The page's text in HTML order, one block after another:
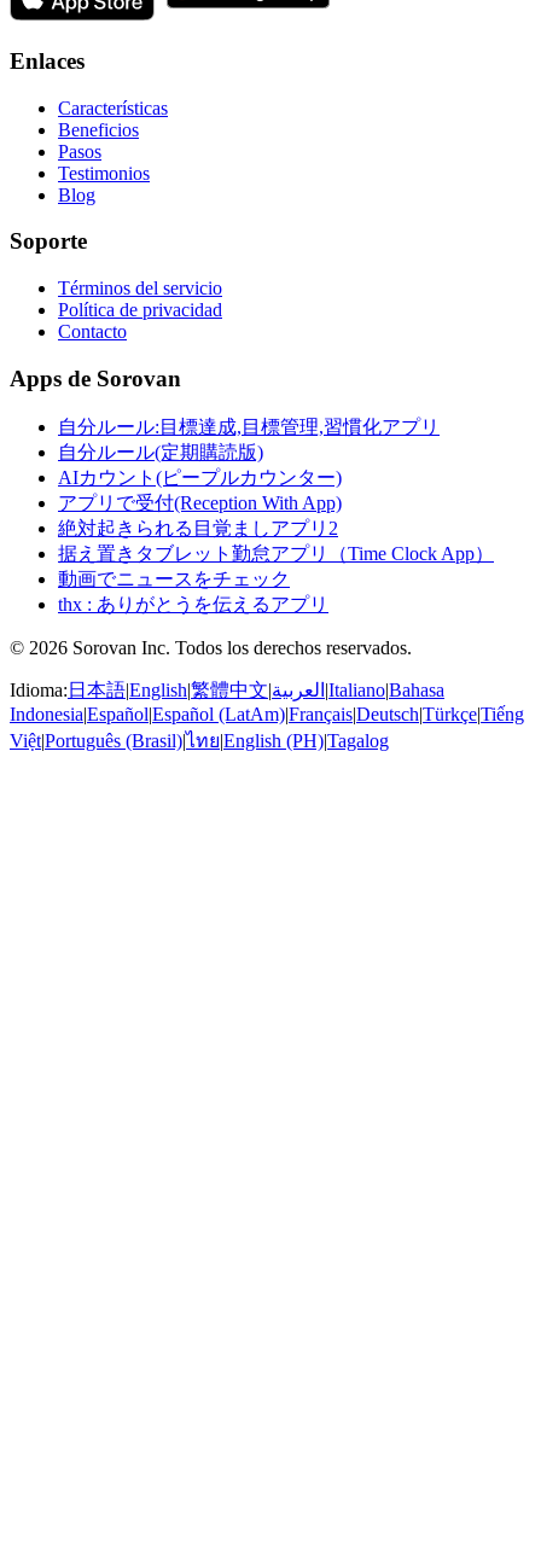
Enlaces
Características
Beneficios
Pasos
Testimonios
Blog
Soporte
Términos del servicio
Política de privacidad
Contacto
Apps de Sorovan
自分ルール:目標達成,目標管理,習慣化アプリ
自分ルール(定期購読版)
AIカウント(ピープルカウンター)
アプリで受付(Reception With App)
絶対起きられる目覚ましアプリ2
据え置きタブレット勤怠アプリ（Time Clock App）
動画でニュースをチェック
thx : ありがとうを伝えるアプリ
© 2026 Sorovan Inc. Todos los derechos reservados.
Idioma: 日本語|English|繁體中文|العربية |Italiano|Bahasa
Indonesia|Español|Español (LatAm)|Français|Deutsch|Türkçe|Tiếng
Việt|Português (Brasil)|ไทย|English (PH)|Tagalog